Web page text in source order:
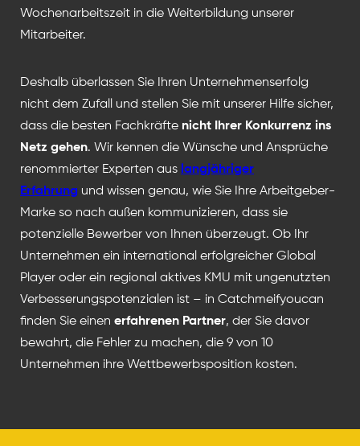
Wochenarbeitszeit in die Weiterbildung unserer
Mitarbeiter.
Deshalb überlassen Sie Ihren Unternehmenserfolg
nicht dem Zufall und stellen Sie mit unserer Hilfe sicher,
dass die besten Fachkräfte nicht Ihrer Konkurrenz ins
Netz gehen. Wir kennen die Wünsche und Ansprüche
renommierter Experten aus langjähriger
Erfahrung und wissen genau, wie Sie Ihre Arbeitgeber-
Marke so nach außen kommunizieren, dass sie
potenzielle Bewerber von Ihnen überzeugt. Ob Ihr
Unternehmen ein international erfolgreicher Global
Player oder ein regional aktives KMU mit ungenutzten
Verbesserungspotenzialen ist – in Catchmeifyoucan
finden Sie einen erfahrenen Partner, der Sie davor
bewahrt, die Fehler zu machen, die 9 von 10
Unternehmen ihre Wettbewerbsposition kosten.